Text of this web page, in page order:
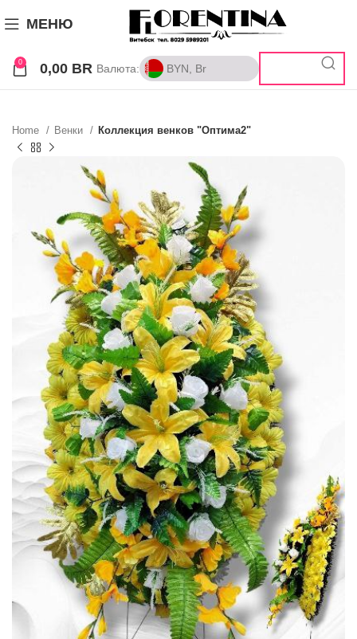
МЕНЮ
0 0,00 BR Валюта: BYN, Br
BYN, Br
Home Венки Коллекция венков "Оптима2"